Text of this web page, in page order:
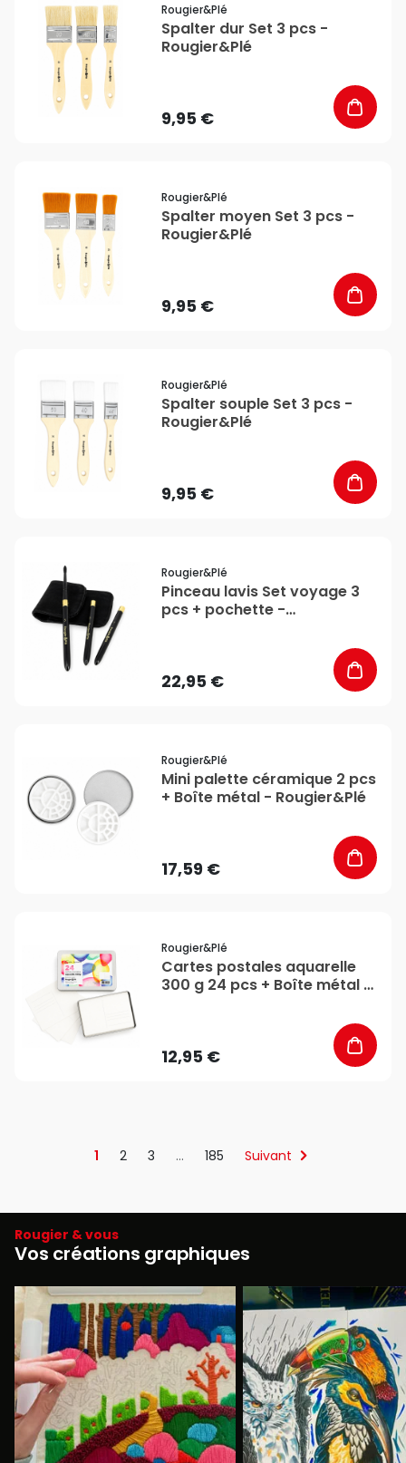
Rougier&plé
Spalter dur Set 3 pcs -
Rougier&Plé
9,95 €
Rougier&plé
Spalter moyen Set 3 pcs -
Rougier&Plé
9,95 €
Rougier&plé
Spalter souple Set 3 pcs -
Rougier&Plé
9,95 €
Rougier&plé
Pinceau lavis Set voyage 3
pcs + pochette -
22,95 €
Rougier&plé
Mini palette céramique 2 pcs
+ Boîte métal - Rougier&Plé
17,59 €
Rougier&plé
Cartes postales aquarelle
300 g 24 pcs + Boîte métal -
12,95 €
1 2 3 … 185 Suivant
Rougier & vous
Vos créations graphiques